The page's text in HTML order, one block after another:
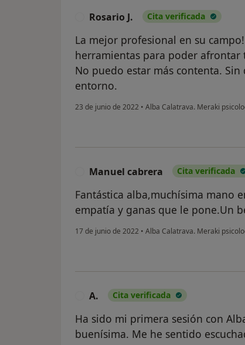
Rosario J. Cita verificada
La mejor profesional en su
herramientas para poder afrontar
No puedo estar más contenta.
entorno.
23 de junio de 2022 • Alba Calatrava. Meraki
Manuel cabrera Cita verificada
Fantástica alba,muchísima mano
empatía y ganas que le pone.Un
17 de junio de 2022 • Alba Calatrava. Meraki
A. Cita verificada
Ha sido mi primera sesión con
buenísima. Me he sentido